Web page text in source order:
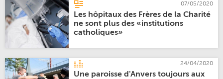
07/05/2020
Les hôpitaux des Frères de la Charité
ne sont plus des «institutions
catholiques»
24/04/2020
Une paroisse d'Anvers toujours aux